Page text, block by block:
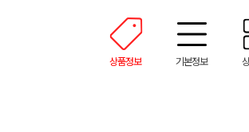
상품정보 기본정보